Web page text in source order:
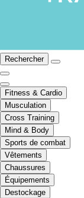
Rechercher
Fitness & Cardio
Musculation
Cross Training
Mind & Body
Sports de combat
Vêtements
Chaussures
Équipements
Destockage